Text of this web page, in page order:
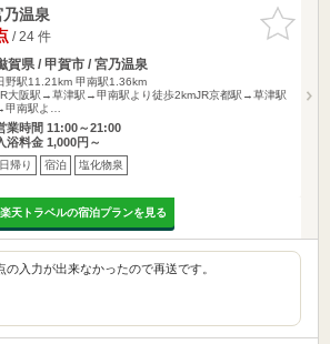
お気に入
りに追加
温泉
/ 24 件
賀県 / 甲賀市 / 宮乃温泉
野駅11.21km 甲南駅1.36km
大阪駅→草津駅→甲南駅より徒歩2kmJR京都駅→草津駅
甲南駅よ…
業時間 11:00～21:00
浴料金 1,000円～
日帰り 宿泊 塩化物泉
楽天トラベルの宿泊プランを見る
の入力が出来なかったので再送です。